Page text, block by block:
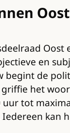
Oost
en
de
het
tot
kan